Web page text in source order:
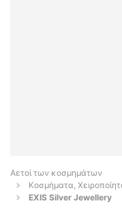
Αετοί των κοσμημάτων
Κοσμήματα,
EXIS Silver Jewellery